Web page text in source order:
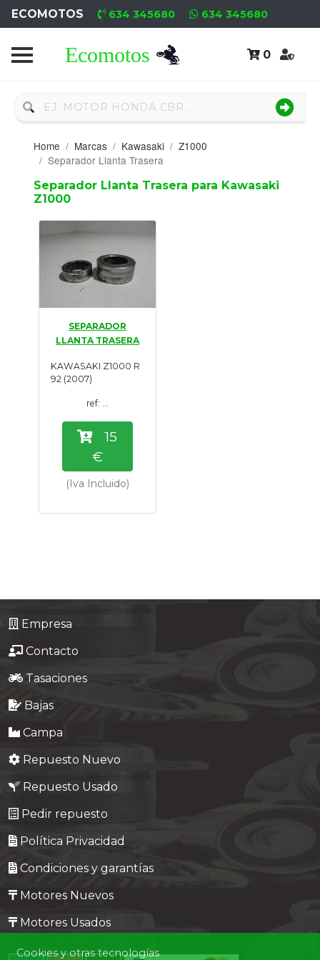
ECOMOTOS 634 345680 634 345680
0
Home
Nuevo
Neumáticos
Campa
Motores
Nuevos
Motores
Usados
Tasaciones
Formulario
Empresa
Contacto
Home Marcas Kawasaki
Z1000
Separador Llanta Trasera
Separador Llanta Trasera para Kawasaki
Z1000
SEPARADOR
LLANTA TRASERA
KAWASAKI Z1000 R
92 (2007)
ref: ...
15
€
(Iva Incluido)
Empresa
Contacto
Tasaciones
Bajas
Campa
Repuesto Nuevo
Repuesto Usado
Pedir repuesto
Política Privacidad
Condiciones y garantías
Motores Nuevos
Motores Usados
Cookies y otras tecnologías